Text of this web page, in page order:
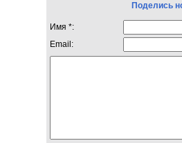
Поделись
Имя *:
Email: